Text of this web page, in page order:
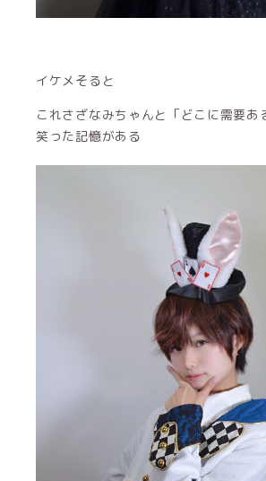
イケメそると
これさざなみちゃんと「どこに需要あ
笑った記憶がある